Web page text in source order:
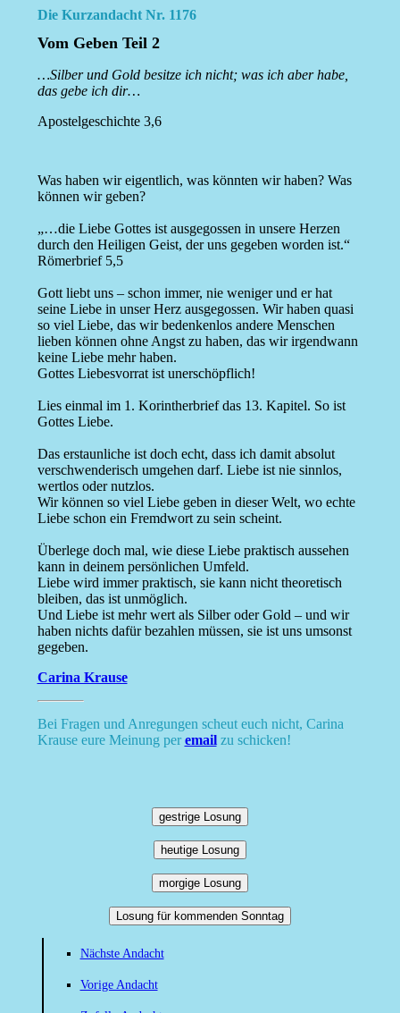
Die Kurzandacht Nr. 1176
Vom Geben Teil 2
…Silber und Gold besitze ich nicht; was ich aber habe,
das gebe ich dir…
Apostelgeschichte 3,6
Was haben wir eigentlich, was könnten wir haben? Was
können wir geben?
„…die Liebe Gottes ist ausgegossen in unsere Herzen
durch den Heiligen Geist, der uns gegeben worden ist.“
Römerbrief 5,5
Gott liebt uns – schon immer, nie weniger und er hat
seine Liebe in unser Herz ausgegossen. Wir haben quasi
so viel Liebe, das wir bedenkenlos andere Menschen
lieben können ohne Angst zu haben, das wir irgendwann
keine Liebe mehr haben.
Gottes Liebesvorrat ist unerschöpflich!
Lies einmal im 1. Korintherbrief das 13. Kapitel. So ist
Gottes Liebe.
Das erstaunliche ist doch echt, dass ich damit absolut
verschwenderisch umgehen darf. Liebe ist nie sinnlos,
wertlos oder nutzlos.
Wir können so viel Liebe geben in dieser Welt, wo echte
Liebe schon ein Fremdwort zu sein scheint.
Überlege doch mal, wie diese Liebe praktisch aussehen
kann in deinem persönlichen Umfeld.
Liebe wird immer praktisch, sie kann nicht theoretisch
bleiben, das ist unmöglich.
Und Liebe ist mehr wert als Silber oder Gold – und wir
haben nichts dafür bezahlen müssen, sie ist uns umsonst
gegeben.
Carina Krause
Bei Fragen und Anregungen scheut euch nicht, Carina
Krause eure Meinung peremailzu schicken!
gestrige Losung
heutige Losung
morgige Losung
Losung für kommenden Sonntag
Nächste Andacht
Vorige Andacht